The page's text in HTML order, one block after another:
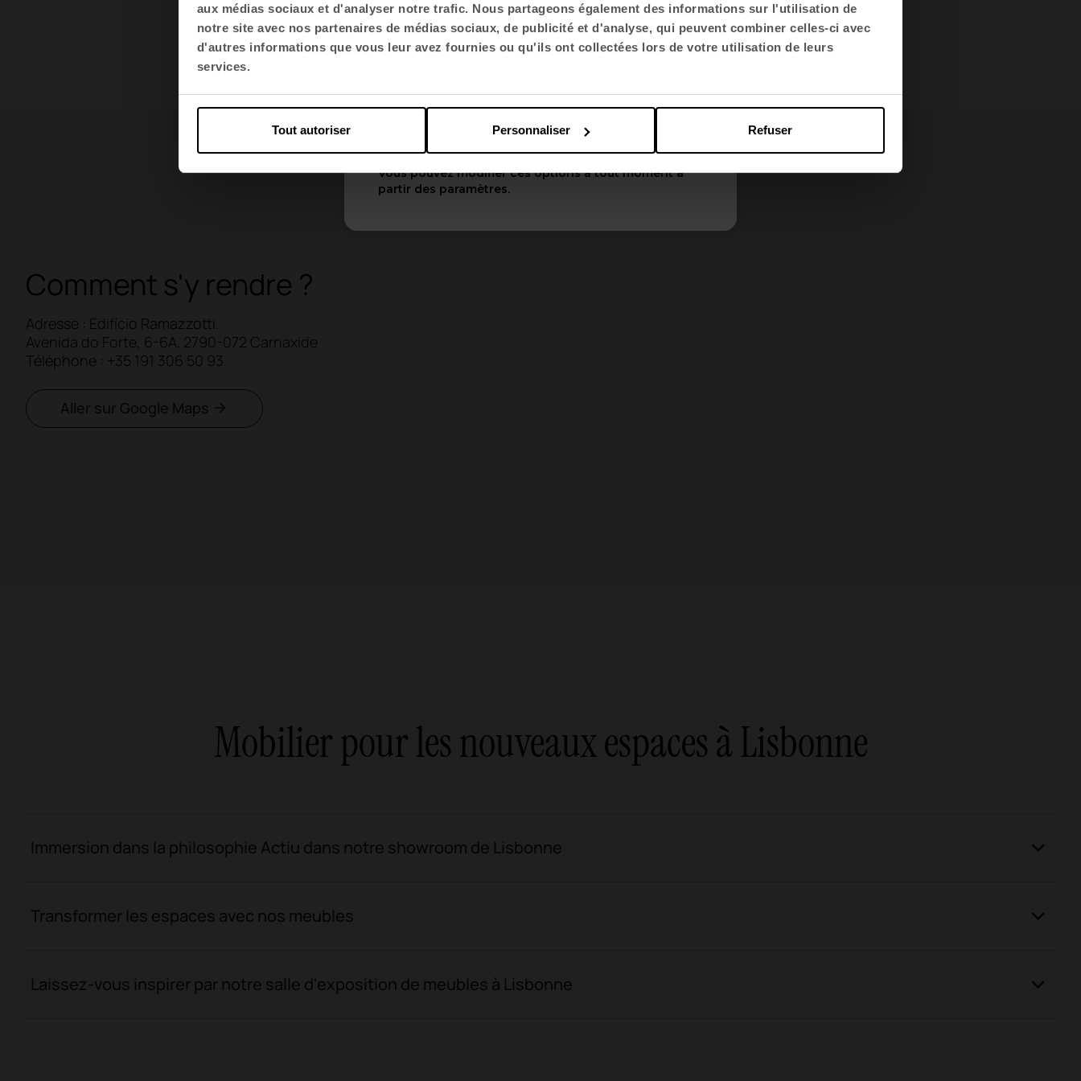
aux médias sociaux et d'analyser notre trafic. Nous partageons également des informations sur l'utilisation de
notre site avec nos partenaires de médias sociaux, de publicité et d'analyse, qui peuvent combiner celles-ci avec
d'autres informations que vous leur avez fournies ou qu'ils ont collectées lors de votre utilisation de leurs
services.
Refuser
Personnaliser
Tout autoriser
Comment s'y rendre ?
Adresse : Edifício Ramazzotti.
Avenida do Forte, 6-6A. 2790-072 Carnaxide
Téléphone : +35 191 306 50 93
Aller sur Google Maps
Mobilier pour les nouveaux espaces à Lisbonne
Immersion dans la philosophie Actiu dans notre showroom de Lisbonne
Transformer les espaces avec nos meubles
Laissez-vous inspirer par notre salle d'exposition de meubles à Lisbonne
Choisir la langue
Appliquer
Vous pouvez modifier ces options à tout moment à
partir des paramètres.